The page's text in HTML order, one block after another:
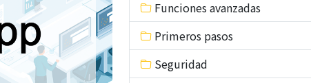
Funciones avanzadas
Primeros pasos
Seguridad